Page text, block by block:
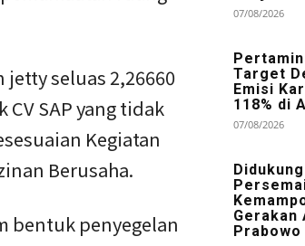
seluas 2,26660
CV SAP yang tidak
Kegiatan
Berusaha.
bentuk penyegelan
07/08/2026
Target
Emisi
118% di
07/08/2026
Gerakan
Prabowo